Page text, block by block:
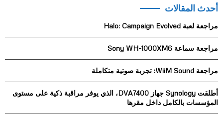
c
f
r
:
H
أحدث المقالات
مراجعة لعبة Halo: Campaign Evolved
مراجعة سماعة Sony WH-1000XM6
مراجعة WiiM Sound: تجربة صوتية متكاملة
أطلقت Synology جهاز DVA7400، الذي يوفر مراقبة ذكية على مستوى
المؤسسات بالكامل داخل مقرها